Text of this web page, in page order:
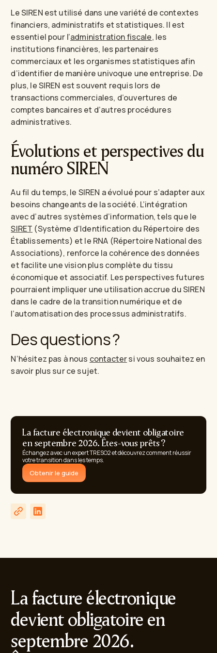
Le SIREN est utilisé dans une variété de contextes
financiers, administratifs et statistiques. Il est
essentiel pour l’administration fiscale, les
institutions financières, les partenaires
commerciaux et les organismes statistiques afin
d’identifier de manière univoque une entreprise. De
plus, le SIREN est souvent requis lors de
transactions commerciales, d’ouvertures de
comptes bancaires et d’autres procédures
administratives.
Évolutions et perspectives du
numéro SIREN
Au fil du temps, le SIREN a évolué pour s’adapter aux
besoins changeants de la société. L’intégration
avec d’autres systèmes d’information, tels que le
SIRET (Système d’Identification du Répertoire des
Établissements) et le RNA (Répertoire National des
Associations), renforce la cohérence des données
et facilite une vision plus complète du tissu
économique et associatif. Les perspectives futures
pourraient impliquer une utilisation accrue du SIREN
dans le cadre de la transition numérique et de
l’automatisation des processus administratifs.
Des questions ?
N’hésitez pas à nous contactersi vous souhaitez en
savoir plus sur ce sujet.
La facture électronique devient obligatoire
en septembre 2026. Êtes-vous prêts ?
Échangez avec un expert TRESO2 et découvrez comment réussir
votre transition dans les temps.
Obtenir le guide
La facture électronique
devient obligatoire en
septembre 2026.